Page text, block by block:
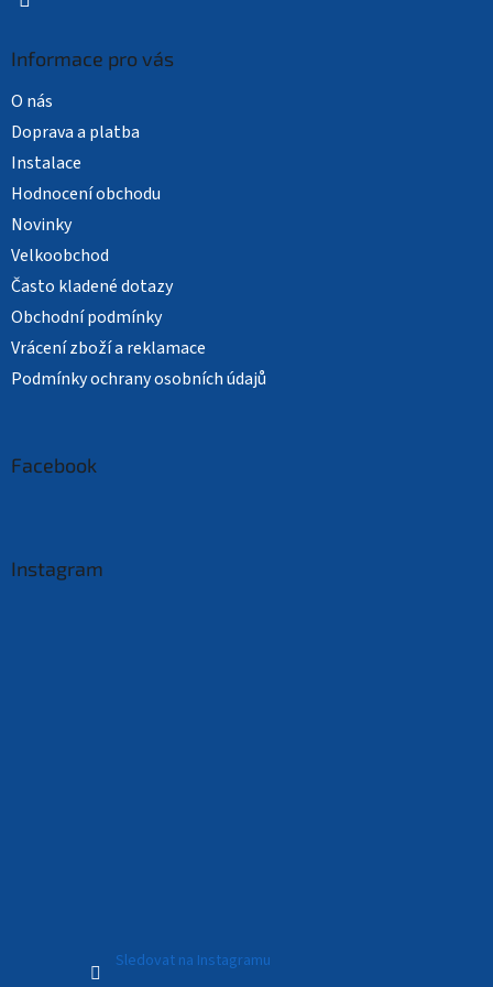
Informace pro vás
O nás
Doprava a platba
Instalace
Hodnocení obchodu
Novinky
Velkoobchod
Často kladené dotazy
Obchodní podmínky
Vrácení zboží a reklamace
Podmínky ochrany osobních údajů
Facebook
Instagram
Sledovat na Instagramu